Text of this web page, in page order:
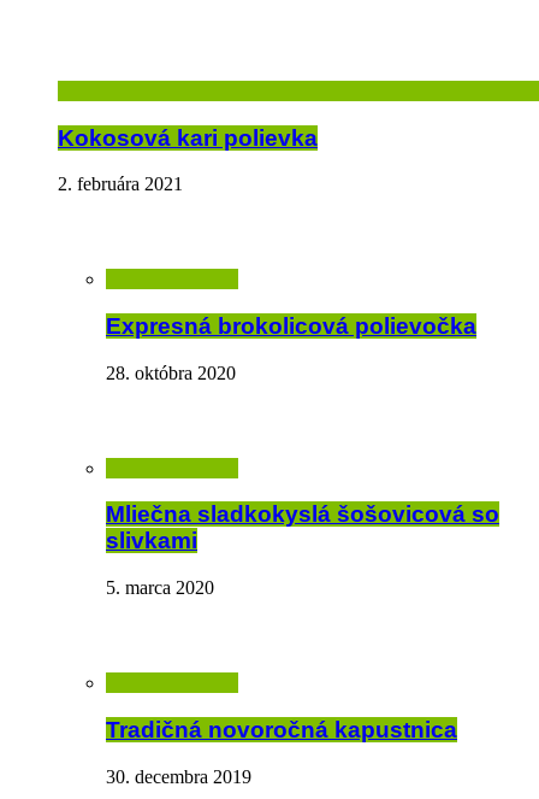
Kokosová kari polievka
2. februára 2021
Expresná brokolicová polievočka
28. októbra 2020
Mliečna sladkokyslá šošovicová so
slivkami
5. marca 2020
Tradičná novoročná kapustnica
30. decembra 2019